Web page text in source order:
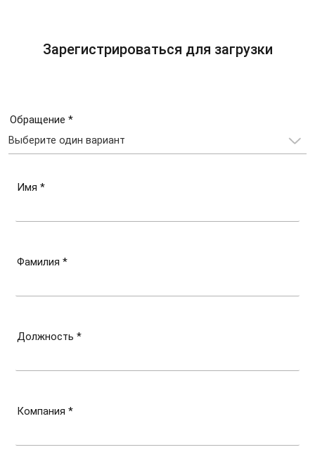
Зарегистрироваться для загрузки
Обращение *
Имя *
Фамилия *
Должность *
Компания *